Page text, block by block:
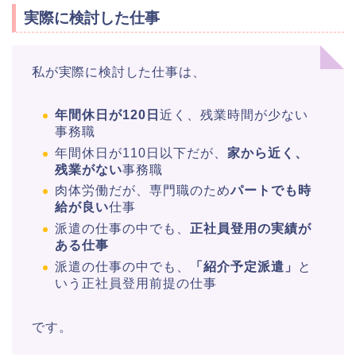
実際に検討した仕事
私が実際に検討した仕事は、
年間休日が120日 近く、残業時間が少ない
事務職
年間休日が110日以下だが、 家から近く、
残業がない事務職
肉体労働だが、専門職のためパートでも時
給が良い仕事
派遣の仕事の中でも、 正社員登用の実績が
ある仕事
派遣の仕事の中でも、
「紹介予定派遣」
と
いう正社員登用前提の仕事
です。